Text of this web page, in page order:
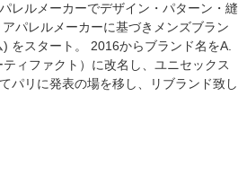
レルメーカーでデザイン・パターン・縫
パレルメーカーに基づきメンズブラン
をスタート。 2016からブランド名をA.
ィファクト）に改名し、ユニセックス
パリに発表の場を移し、リブランド致し